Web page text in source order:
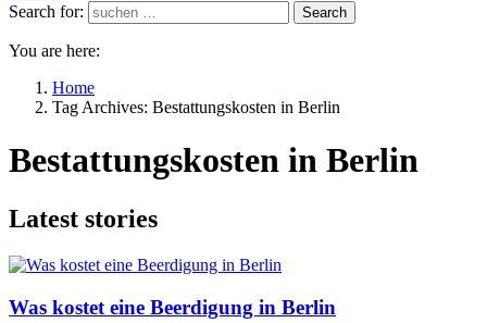
Search for:
Search
You are here:
Home
Tag Archives: Bestattungskosten in Berlin
Bestattungskosten in Berlin
Latest stories
Was kostet eine Beerdigung in Berlin